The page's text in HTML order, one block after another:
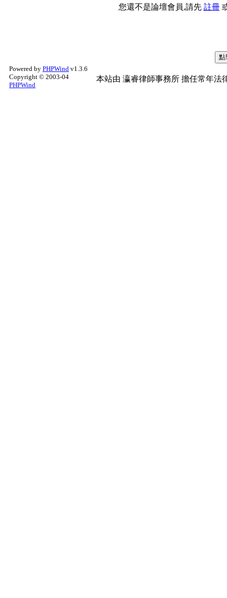
您還不是論壇會員,請先 註冊
Powered by PHPWind v1.3.6
Copyright © 2003-04
PHPWind
本站由 瀛睿律師事務所 擔任常年法